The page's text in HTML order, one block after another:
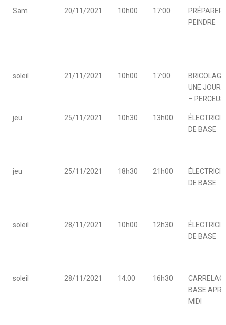
Sam 20/11/2021 10h00 17:00
PRÉPARER
PEINDRE
soleil 21/11/2021 10h00 17:00
UNE
–
jeu 25/11/2021 10h30 13h00
DE BASE
jeu 25/11/2021 18h30 21h00
DE BASE
soleil 28/11/2021 10h00 12h30
DE BASE
soleil 28/11/2021 14:00 16h30
BASE
MIDI